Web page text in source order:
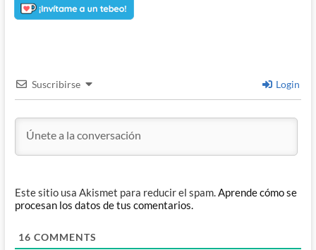
Suscribirse Login
Este sitio usa Akismet para reducir el spam.Aprende cómo se
procesan los datos de tus comentarios.
16 COMMENTS